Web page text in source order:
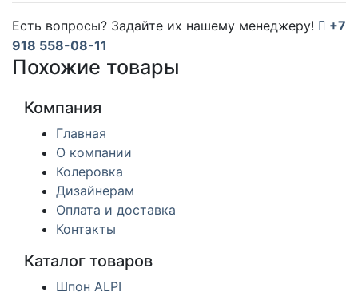
Есть вопросы? Задайте их нашему менеджеру!
+7
918 558-08-11
Похожие товары
Компания
Главная
О компании
Колеровка
Дизайнерам
Оплата и доставка
Контакты
Каталог товаров
Шпон ALPI